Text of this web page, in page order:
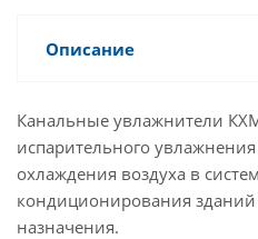
Описание
Канальные увлажнители
испарительного
охлаждения воздуха в
кондиционирования
назначения.